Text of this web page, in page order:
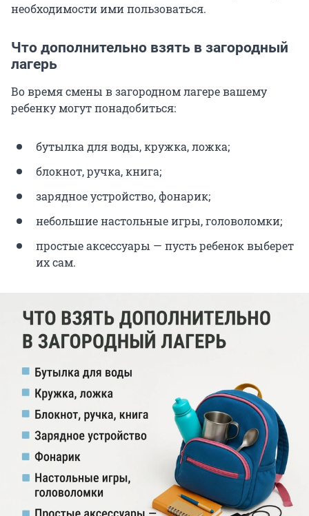
необходимости ими пользоваться.
Что дополнительно взять в загородный
лагерь
Во время смены в загородном лагере вашему
ребенку могут понадобиться:
бутылка для воды, кружка, ложка;
блокнот, ручка, книга;
зарядное устройство, фонарик;
небольшие настольные игры, головоломки;
простые аксессуары — пусть ребенок выберет
их сам.